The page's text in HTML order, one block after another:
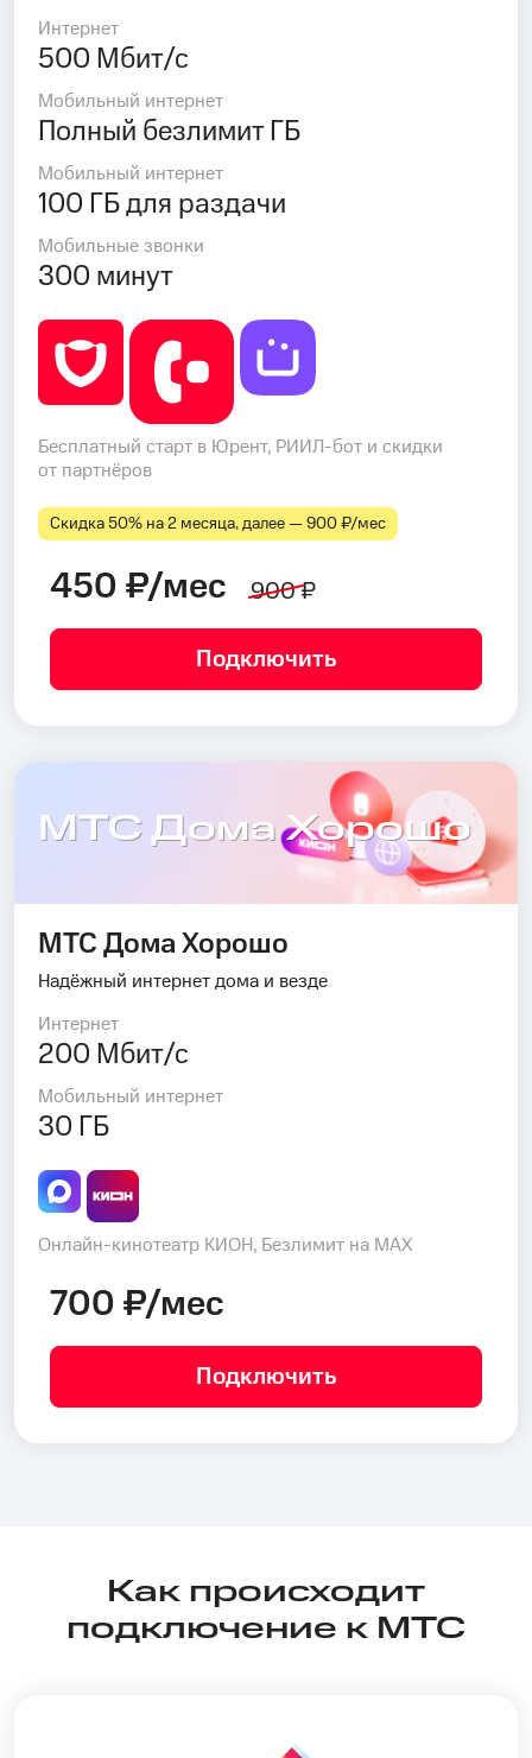
Интернет
500 Мбит/с
Мобильный интернет
Полный безлимит ГБ
Мобильный интернет
100 ГБ для раздачи
Мобильные звонки
300 минут
Бесплатный старт в Юрент, РИИЛ-бот и скидки
от партнёров
Скидка 50% на 2 месяца, далее — 900 ₽⁠/⁠мес
450 ₽/мес 900 ₽
Подключить
МТС Дома Хорошо
МТС Дома Хорошо
Надёжный интернет дома и везде
Интернет
200 Мбит/с
Мобильный интернет
30 ГБ
Онлайн-кинотеатр КИОН, Безлимит на MAX
700 ₽/мес
Подключить
Как происходит
подключение к МТС